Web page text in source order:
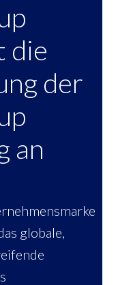
die
der
an
globale,